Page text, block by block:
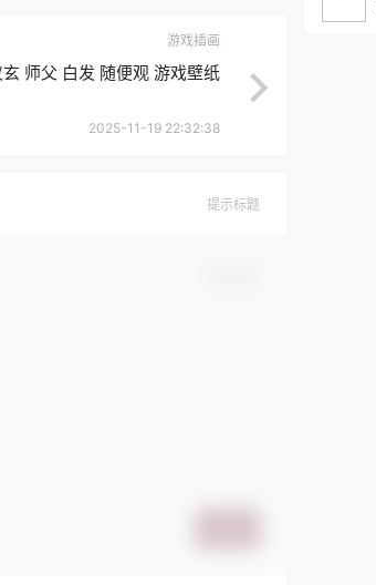
游戏插画
师父 白发 随便观 游戏壁纸
2025-11-19 22:32:38
提示标题